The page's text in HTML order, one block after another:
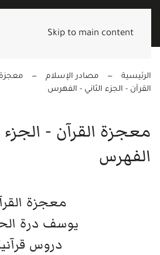
Skip to main content
الرئيسية مصادر الإسلام معجزة
القرآن - الجزء الثاني - الفهرس
معجزة القرآن - الجزء
الفهرس
معجزة
يوسف درة
دروس